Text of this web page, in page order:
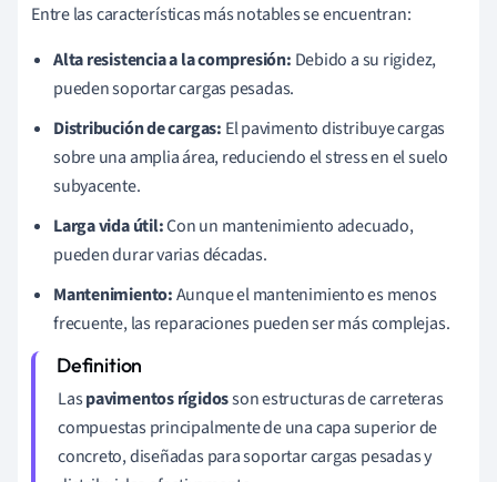
Entre las características más notables se encuentran:
Alta resistencia a la compresión: Debido a su rigidez,
pueden soportar cargas pesadas.
Distribución de cargas: El pavimento distribuye cargas
sobre una amplia área, reduciendo el stress en el suelo
subyacente.
Larga vida útil:Con un mantenimiento adecuado,
pueden durar varias décadas.
Mantenimiento:Aunque el mantenimiento es menos
frecuente, las reparaciones pueden ser más complejas.
Laspavimentos rígidosson estructuras de carreteras
compuestas principalmente de una capa superior de
concreto, diseñadas para soportar cargas pesadas y